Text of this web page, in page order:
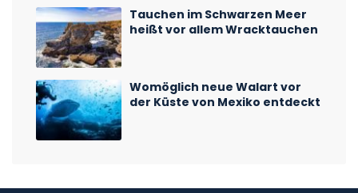
Tauchen im Schwarzen Meer
heißt vor allem Wracktauchen
Womöglich neue Walart vor
der Küste von Mexiko entdeckt